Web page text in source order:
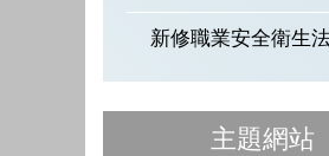
新修職業安全衛生
主題網站